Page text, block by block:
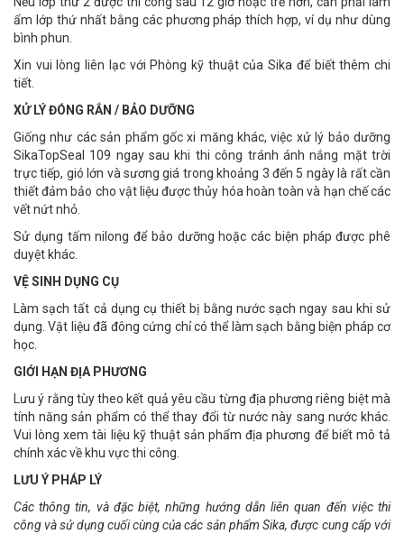
ẩm lớp thứ nhất bằng các phương pháp thích hợp, ví dụ như dùng
bình phun.
Xin vui lòng liên lạc với Phòng kỹ thuật của Sika để biết thêm chi
tiết.
XỬ LÝ ĐÓNG RẮN / BẢO DƯỠNG
Giống như các sản phẩm gốc xi măng khác, việc xử lý bảo dưỡng
SikaTopSeal 109 ngay sau khi thi công tránh ánh nắng mặt trời
trực tiếp, gió lớn và sương giá trong khoảng 3 đến 5 ngày là rất cần
thiết đảm bảo cho vật liệu được thủy hóa hoàn toàn và hạn chế các
vết nứt nhỏ.
Sử dụng tấm nilong để bảo dưỡng hoặc các biện pháp được phê
duyệt khác.
VỆ SINH DỤNG CỤ
Làm sạch tất cả dụng cụ thiết bị bằng nước sạch ngay sau khi sử
dụng. Vật liệu đã đông cứng chỉ có thể làm sạch bằng biện pháp cơ
học.
GIỚI HẠN ĐỊA PHƯƠNG
Lưu ý rằng tùy theo kết quả yêu cầu từng địa phương riêng biệt mà
tính năng sản phẩm có thể thay đổi từ nước này sang nước khác.
Vui lòng xem tài liệu kỹ thuật sản phẩm địa phương để biết mô tả
chính xác về khu vực thi công.
LƯU Ý PHÁP LÝ
Các thông tin, và đặc biệt, những hướng dẫn liên quan đến việc thi
công và sử dụng cuối cùng của các sản phẩm Sika, được cung cấp với